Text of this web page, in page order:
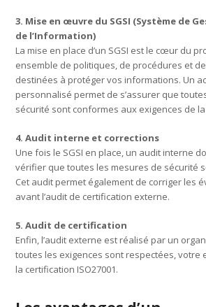
3. Mise en œuvre du SGSI (Système de
de l’Information)
La mise en place d’un SGSI est le cœur du
ensemble de politiques, de procédures et
destinées à protéger vos informations. Un
personnalisé permet de s’assurer que
sécurité sont conformes aux exigences de la
4. Audit interne et corrections
Une fois le SGSI en place, un audit interne
vérifier que toutes les mesures de sécurité
Cet audit permet également de corriger les
avant l’audit de certification externe.
5. Audit de certification
Enfin, l’audit externe est réalisé par un
toutes les exigences sont respectées, votre
la certification ISO27001.